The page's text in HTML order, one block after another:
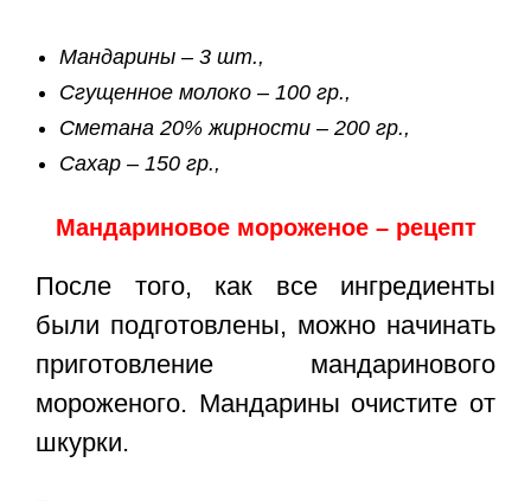
Мандарины – 3 шт.,
Сгущенное молоко – 100 гр.,
Сметана 20% жирности – 200 гр.,
Сахар – 150 гр.,
Мандариновое мороженое – рецепт
После того, как все ингредиенты
были подготовлены, можно начинать
приготовление мандаринового
мороженого. Мандарины очистите от
шкурки.